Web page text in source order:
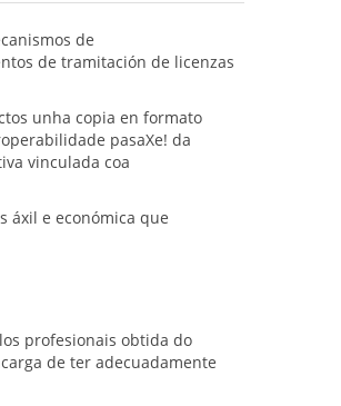
de
de tramitación de licenzas
unha copia en formato
pasaXe! da
vinculada coa
áxil e económica que
profesionais obtida do
de ter adecuadamente